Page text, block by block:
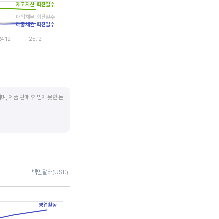
25.12
매출채권 회전일수
재고자산 회전일수
매입채무 회전일수
, 제품 판매 후 받지 못한 돈
→ 현금으로 회수되는
래처로부터 현금으로
을수록 좋습니다. 매입채무
백만달러(USD)
영업활동